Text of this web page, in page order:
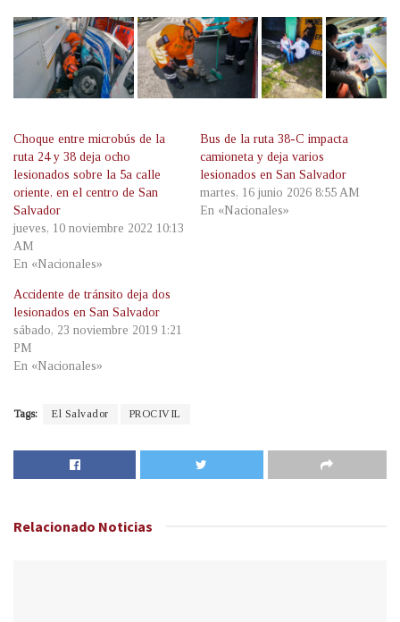
Choque entre microbús de la
ruta 24 y 38 deja ocho
lesionados sobre la 5a calle
oriente, en el centro de San
Salvador
jueves, 10 noviembre 2022 10:13
AM
En «Nacionales»
Bus de la ruta 38-C impacta
camioneta y deja varios
lesionados en San Salvador
martes, 16 junio 2026 8:55 AM
En «Nacionales»
Accidente de tránsito deja dos
lesionados en San Salvador
sábado, 23 noviembre 2019 1:21
PM
En «Nacionales»
Tags: El Salvador PROCIVIL
Relacionado Noticias